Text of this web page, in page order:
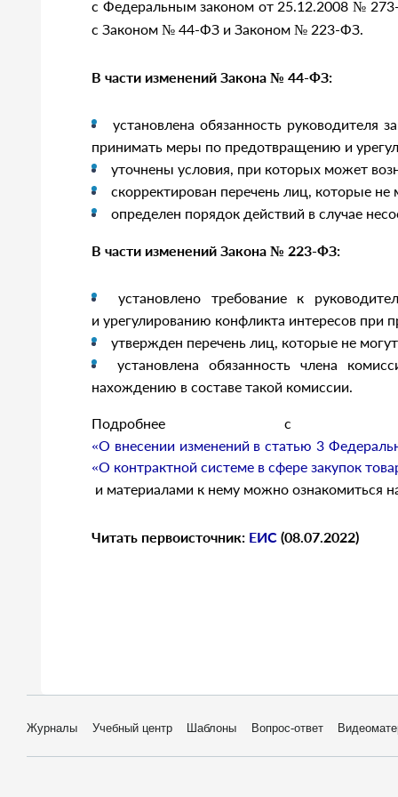
с Федеральным законом от 25.12.2008 №
с Законом № 44-ФЗ и Законом № 223-ФЗ.
В части изменений Закона № 44-ФЗ:
установлена обязанность руководителя
принимать меры по предотвращению и
уточнены условия, при которых может
скорректирован перечень лиц, которые
определен порядок действий в случае
В части изменений Закона № 223-ФЗ:
установлено требование к
и урегулированию конфликта интересов при
утвержден перечень лиц, которые не
установлена обязанность члена
нахождению в составе такой комиссии.
Подробнее с
«О внесении изменений в статью 3
«О контрактной системе в сфере закупок
и материалами к нему можно ознакомиться
Читать первоисточник: ЕИС (08.07.2022)
Журналы Учебный центр Шаблоны Вопрос-ответ